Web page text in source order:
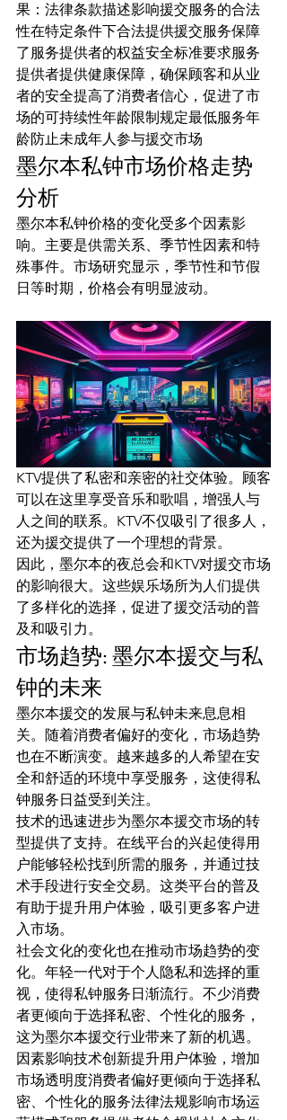
果：法律条款描述影响援交服务的合法
性在特定条件下合法提供援交服务保障
了服务提供者的权益安全标准要求服务
提供者提供健康保障，确保顾客和从业
者的安全提高了消费者信心，促进了市
场的可持续性年龄限制规定最低服务年
龄防止未成年人参与援交市场
墨尔本私钟市场价格走势
分析
墨尔本私钟价格的变化受多个因素影
响。主要是供需关系、季节性因素和特
殊事件。市场研究显示，季节性和节假
日等时期，价格会有明显波动。
KTV提供了私密和亲密的社交体验。顾客
可以在这里享受音乐和歌唱，增强人与
人之间的联系。KTV不仅吸引了很多人，
还为援交提供了一个理想的背景。
因此，墨尔本的夜总会和KTV对援交市场
的影响很大。这些娱乐场所为人们提供
了多样化的选择，促进了援交活动的普
及和吸引力。
市场趋势: 墨尔本援交与私
钟的未来
墨尔本援交的发展与私钟未来息息相
关。随着消费者偏好的变化，市场趋势
也在不断演变。越来越多的人希望在安
全和舒适的环境中享受服务，这使得私
钟服务日益受到关注。
技术的迅速进步为墨尔本援交市场的转
型提供了支持。在线平台的兴起使得用
户能够轻松找到所需的服务，并通过技
术手段进行安全交易。这类平台的普及
有助于提升用户体验，吸引更多客户进
入市场。
社会文化的变化也在推动市场趋势的变
化。年轻一代对于个人隐私和选择的重
视，使得私钟服务日渐流行。不少消费
者更倾向于选择私密、个性化的服务，
这为墨尔本援交行业带来了新的机遇。
因素影响技术创新提升用户体验，增加
市场透明度消费者偏好更倾向于选择私
密、个性化的服务法律法规影响市场运